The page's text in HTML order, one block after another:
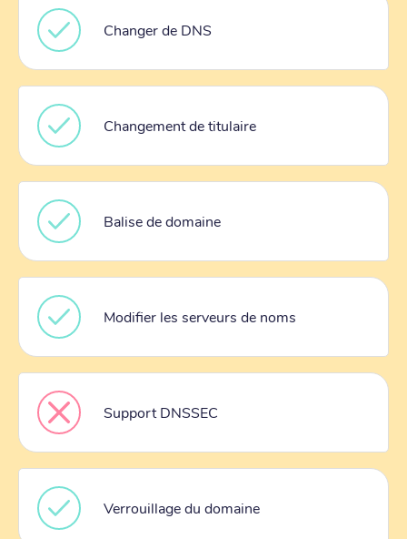
Changer de DNS
Changement de titulaire
Balise de domaine
Modifier les serveurs de noms
Support DNSSEC
Verrouillage du domaine